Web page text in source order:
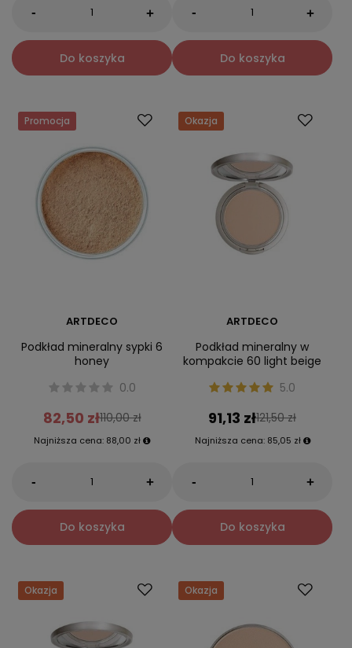
- +
Do koszyka
- +
Do koszyka
Promocja
ARTDECO
Podkład mineralny sypki 6
honey
0.0
82,50 zł110,00 zł
Najniższa cena: 88,00 zł
- +
Do koszyka
Okazja
ARTDECO
Podkład mineralny w
kompakcie 60 light beige
5.0
91,13 zł121,50 zł
Najniższa cena: 85,05 zł
- +
Do koszyka
Okazja Okazja